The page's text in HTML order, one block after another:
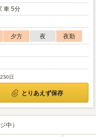
車 5分
夕方 夜
夜勤
日
とりあえず保存
中）